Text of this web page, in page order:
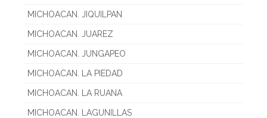
MICHOACAN. JIQUILPAN
MICHOACAN. JUAREZ
MICHOACAN. JUNGAPEO
MICHOACAN. LA PIEDAD
MICHOACAN. LA RUANA
MICHOACAN. LAGUNILLAS